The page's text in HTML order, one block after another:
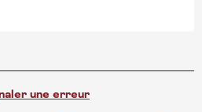
une erreur